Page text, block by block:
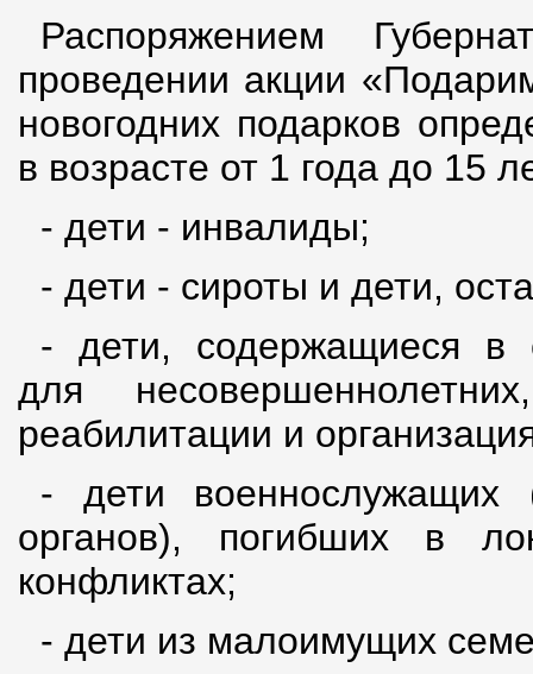
Распоряжением
проведении акции
новогодних подарков
в возрасте от 1 года до 15
- дети - инвалиды;
- дети - сироты и дети,
- дети, содержащиеся в
для
реабилитации и
- дети военнослужащих
органов), погибших в
конфликтах;
- дети из малоимущих